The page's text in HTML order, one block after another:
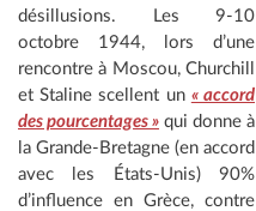
désillusions. Les 9-10
octobre 1944, lors d’une
rencontre à Moscou, Churchill
et Staline scellent un « accord
des pourcentages » qui donne à
la Grande-Bretagne (en accord
avec les États-Unis) 90%
d’influence en Grèce, contre